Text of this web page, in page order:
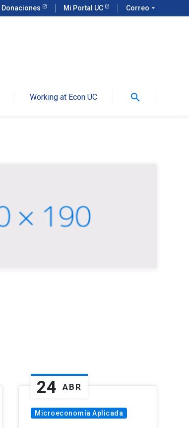
Donaciones Mi Portal UC Correo arrow_drop_down
Working at Econ UC search
24 ABR
Microeconomía Aplicada